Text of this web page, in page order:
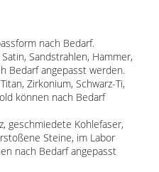
nach Bedarf.
Sandstrahlen, Hammer,
Bedarf angepasst werden.
Zirkonium, Schwarz-Ti,
können nach Bedarf
geschmiedete Kohlefaser,
Steine, im Labor
nach Bedarf angepasst